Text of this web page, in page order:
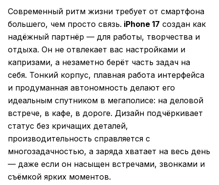
Современный ритм жизни требует от смартфона
большего, чем просто связь. iPhone 17 создан как
надёжный партнёр — для работы, творчества и
отдыха. Он не отвлекает вас настройками и
капризами, а незаметно берёт часть задач на
себя. Тонкий корпус, плавная работа интерфейса
и продуманная автономность делают его
идеальным спутником в мегаполисе: на деловой
встрече, в кафе, в дороге. Дизайн подчёркивает
статус без кричащих деталей,
производительность справляется с
многозадачностью, а заряда хватает на весь день
— даже если он насыщен встречами, звонками и
съёмкой ярких моментов.